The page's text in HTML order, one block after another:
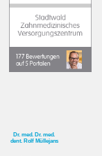
Dr. med. Dr. med.
dent. Rolf Müllejans